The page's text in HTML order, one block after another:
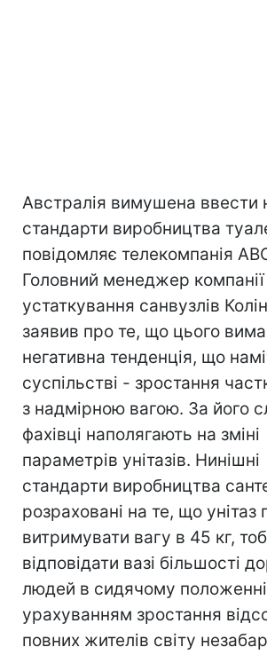
Австралія вимушена ввести
стандарти виробництва
повідомляє телекомпанія
Головний менеджер компанії
устаткування санвузлів
заявив про те, що цього
негативна тенденція, що
суспільстві - зростання
з надмірною вагою. За його
фахівці наполягають на зміні
параметрів унітазів. Нинішні
стандарти виробництва
розраховані на те, що унітаз
витримувати вагу в 45 кг,
відповідати вазі більшості
людей в сидячому
урахуванням зростання
повних жителів світу